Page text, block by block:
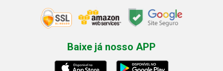
Baixe já nosso APP